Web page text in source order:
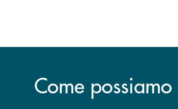
Come possiamo